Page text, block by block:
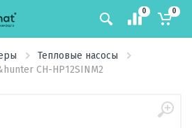
0 0
Тепловые насосы
CH-HP12SINM2